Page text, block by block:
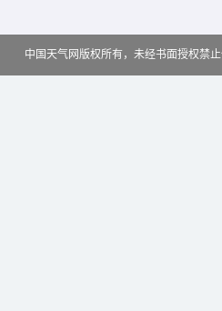
中国天气网版权所有，未经书面授权